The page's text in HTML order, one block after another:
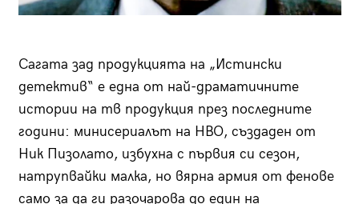
Сагата зад продукцията на „Истински
детектив“ е една от най-драматичните
истории на тв продукция през последните
години: минисериалът на HBO, създаден от
Ник Пизолато, избухна с първия си сезон,
натрупвайки малка, но вярна армия от фенове
само за да ги разочарова до един на